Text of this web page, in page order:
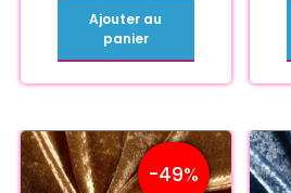
Ajouter au
panier
-49%